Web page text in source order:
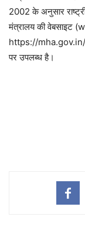
2002 के अनुसार
मंत्रालय की वेबसाइट
https://
पर उपलब्ध है।